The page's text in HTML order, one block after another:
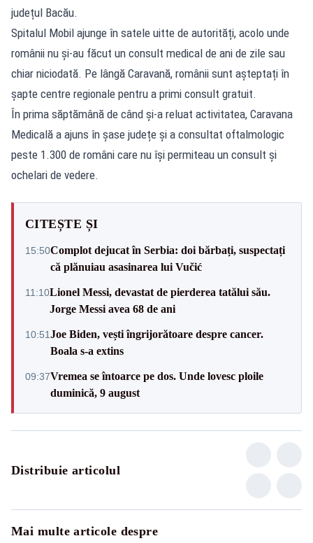
județul Bacău.
Spitalul Mobil ajunge în satele uitte de autorități, acolo unde
românii nu și-au făcut un consult medical de ani de zile sau
chiar niciodată. Pe lângă Caravană, românii sunt așteptați în
șapte centre regionale pentru a primi consult gratuit.
În prima săptămână de când și-a reluat activitatea, Caravana
Medicală a ajuns în șase județe și a consultat oftalmologic
peste 1.300 de români care nu își permiteau un consult și
ochelari de vedere.
CITEȘTE ȘI
15:50Complot dejucat în Serbia: doi bărbați, suspectați
că plănuiau asasinarea lui Vučić
11:10Lionel Messi, devastat de pierderea tatălui său.
Jorge Messi avea 68 de ani
10:51Joe Biden, vești îngrijorătoare despre cancer.
Boala s-a extins
09:37Vremea se întoarce pe dos. Unde lovesc ploile
duminică, 9 august
Distribuie articolul
Mai multe articole despre